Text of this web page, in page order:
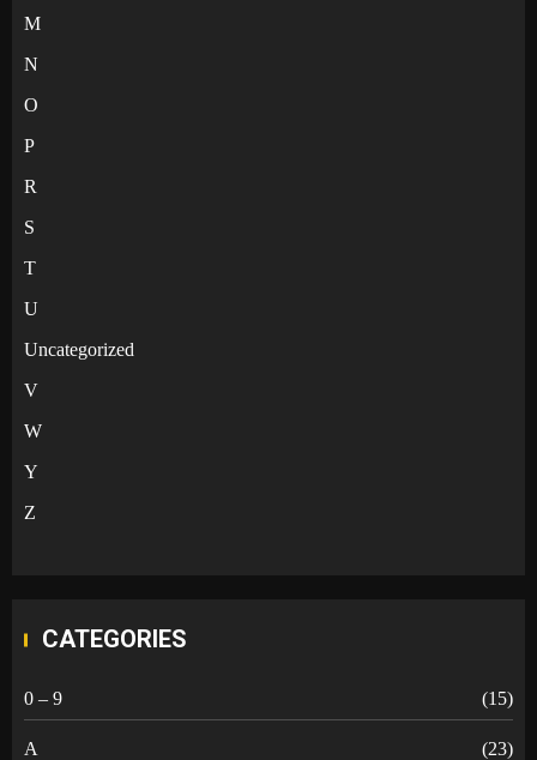
M
N
O
P
R
S
T
U
Uncategorized
V
W
Y
Z
CATEGORIES
0 – 9 (15)
A (23)